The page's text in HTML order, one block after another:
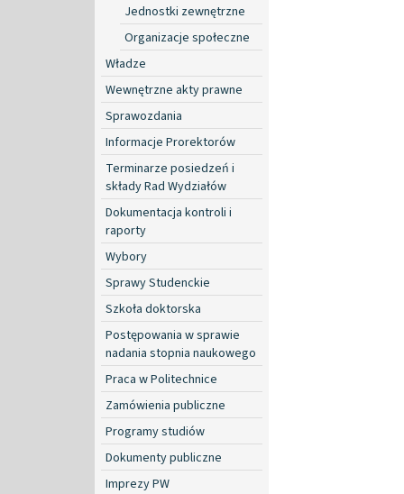
Jednostki zewnętrzne
Organizacje społeczne
Władze
Wewnętrzne akty prawne
Sprawozdania
Informacje Prorektorów
Terminarze posiedzeń i
składy Rad Wydziałów
Dokumentacja kontroli i
raporty
Wybory
Sprawy Studenckie
Szkoła doktorska
Postępowania w sprawie
nadania stopnia naukowego
Praca w Politechnice
Zamówienia publiczne
Programy studiów
Dokumenty publiczne
Imprezy PW